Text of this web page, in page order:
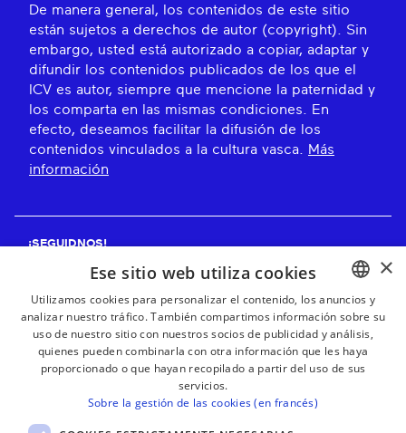
De manera general, los contenidos de este sitio
están sujetos a derechos de autor (copyright). Sin
embargo, usted está autorizado a copiar, adaptar y
difundir los contenidos publicados de los que el
ICV es autor, siempre que mencione la paternidad y
los comparta en las mismas condiciones. En
efecto, deseamos facilitar la difusión de los
contenidos vinculados a la cultura vasca. Más
información
¡SEGUIDNOS!
¡RECIBE NUESTROS BOLETINES!
Suscribirse
BASQUE
FRENCH
×
Ese sitio web utiliza cookies
Utilizamos cookies para personalizar el contenido, los anuncios y
analizar nuestro tráfico. También compartimos información sobre su
uso de nuestro sitio con nuestros socios de publicidad y análisis,
quienes pueden combinarla con otra información que les haya
proporcionado o que hayan recopilado a partir del uso de sus
servicios.
Sobre la gestión de las cookies (en francés)